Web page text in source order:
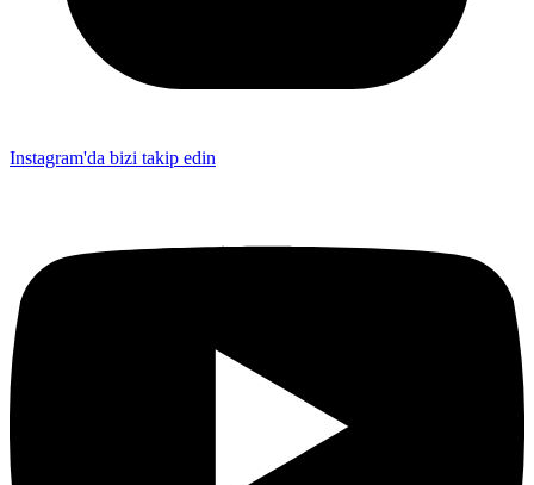
Instagram'da bizi takip edin